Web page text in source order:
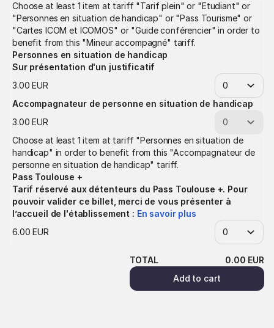
Choose at least 1 item at tariff "Tarif plein" or "Etudiant" or
"Personnes en situation de handicap" or "Pass Tourisme" or
"Cartes ICOM et ICOMOS" or "Guide conférencier" in order to
benefit from this "Mineur accompagné" tariff.
Personnes en situation de handicap
Sur présentation d'un justificatif
3.00 EUR
Accompagnateur de personne en situation de handicap
3.00 EUR
Choose at least 1 item at tariff "Personnes en situation de
handicap" in order to benefit from this "Accompagnateur de
personne en situation de handicap" tariff.
Pass Toulouse +
Tarif réservé aux détenteurs du Pass Toulouse +. Pour
pouvoir valider ce billet, merci de vous présenter à
l’accueil de l'établissement : En savoir plus
6.00 EUR
TOTAL 0.00 EUR
Add to cart